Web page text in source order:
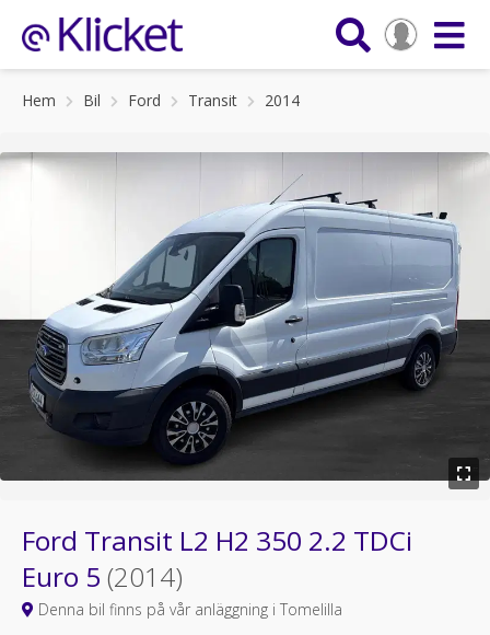
Hem Bil Ford Transit 2014
Ford Transit L2 H2 350 2.2 TDCi
Euro 5 (2014)
Denna bil finns på vår anläggning i Tomelilla